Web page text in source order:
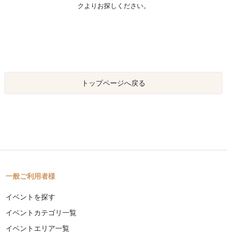
クよりお探しください。
トップページへ戻る
一般ご利用者様
イベントを探す
イベントカテゴリ一覧
イベントエリア一覧